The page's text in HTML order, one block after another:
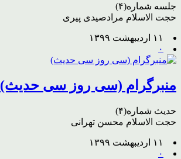
جلسه شماره(۴)
حجت الاسلام مرادصیدی پیری
۱۱ اردیبهشت ۱۳۹۹
۰
منبرگرام (سی روز سی حدیث)
حدیث شماره(۴)
حجت الاسلام محسن تهرانی
۱۱ اردیبهشت ۱۳۹۹
۰